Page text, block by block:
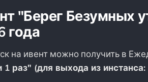
"Берег Безумных
года
на ивент можно получить в
1 раз" (для выхода из инстанса: